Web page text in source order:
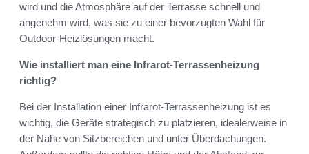
wird und die Atmosphäre auf der Terrasse schnell und
angenehm wird, was sie zu einer bevorzugten Wahl für
Outdoor-Heizlösungen macht.
Wie installiert man eine Infrarot-Terrassenheizung
richtig?
Bei der Installation einer Infrarot-Terrassenheizung ist es
wichtig, die Geräte strategisch zu platzieren, idealerweise in
der Nähe von Sitzbereichen und unter Überdachungen.